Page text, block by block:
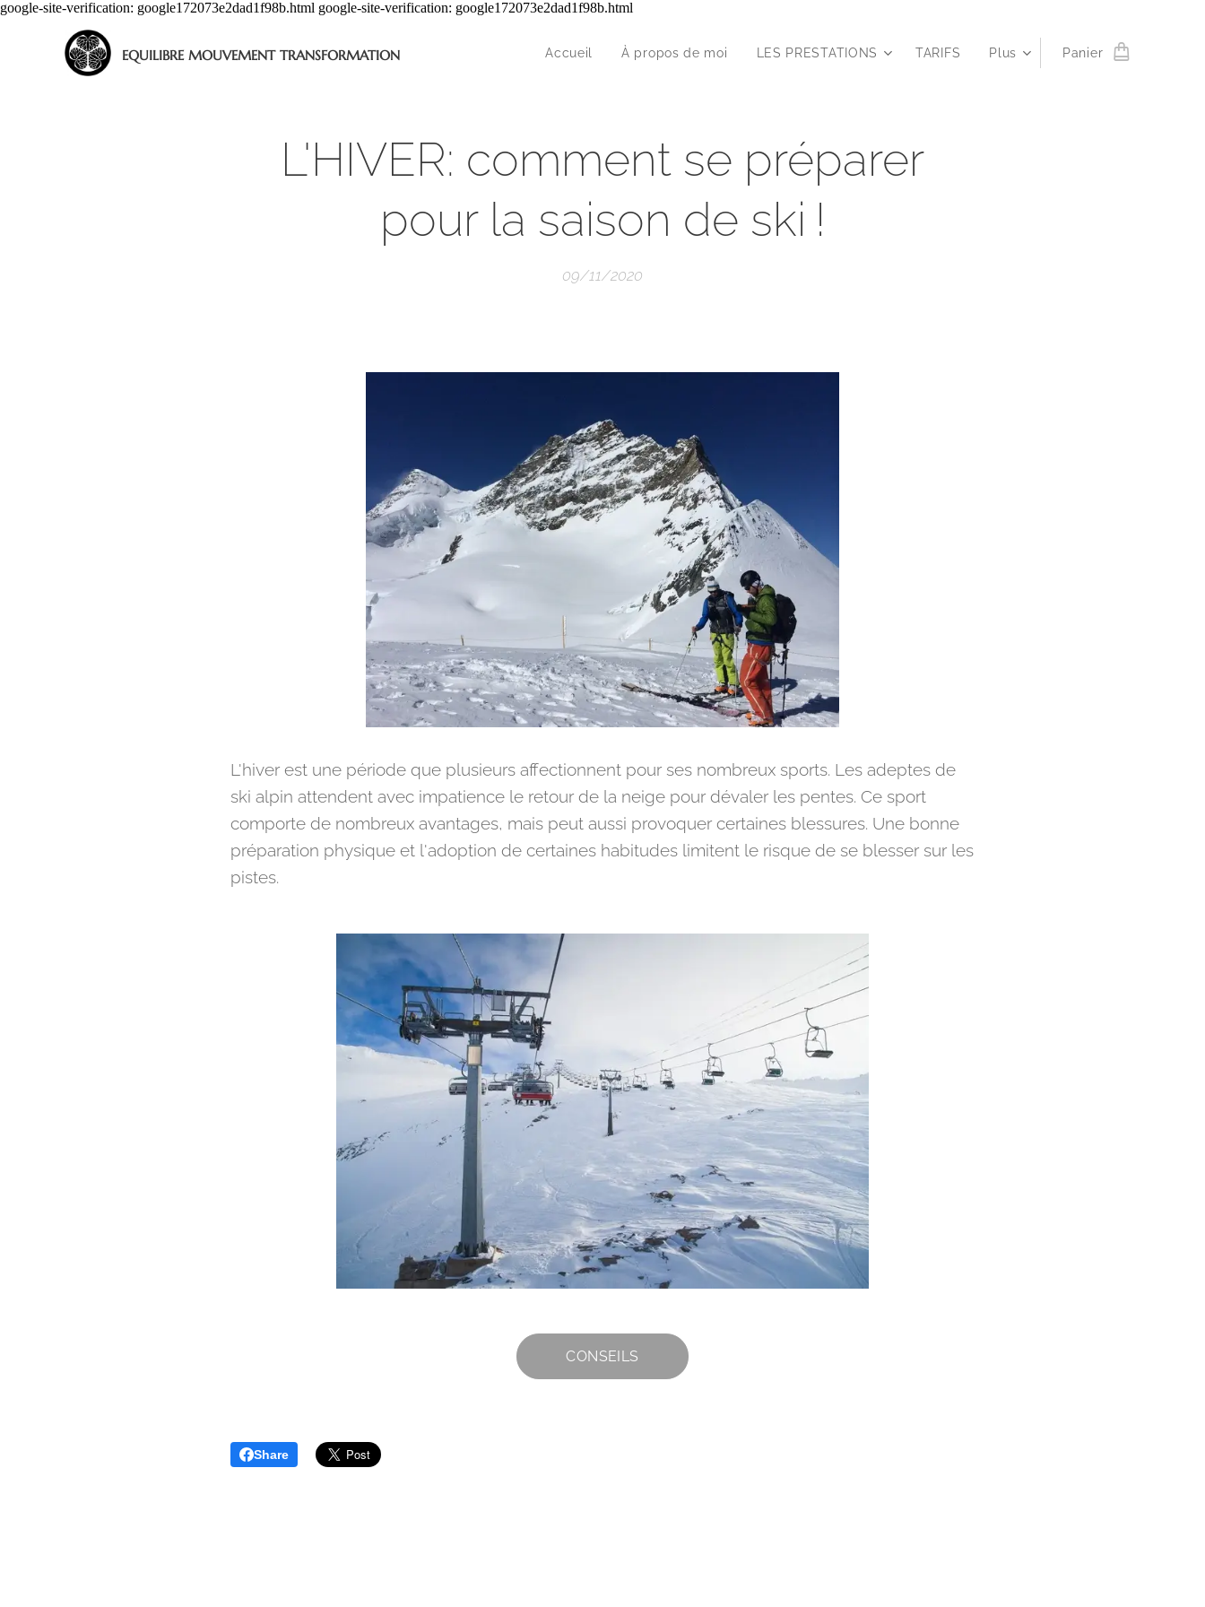
google-site-verification: google172073e2dad1f98b.html google-site-verification: google172073e2dad1f98b.html
EQUILIBRE MOUVEMENT TRANSFORMATION Accueil À propos de moi LES PRESTATIONS TARIFS Plus Panier
L'HIVER: comment se préparer
pour la saison de ski !
09/11/2020
L'hiver est une période que plusieurs affectionnent pour ses nombreux sports. Les adeptes de
ski alpin attendent avec impatience le retour de la neige pour dévaler les pentes. Ce sport
comporte de nombreux avantages, mais peut aussi provoquer certaines blessures. Une bonne
préparation physique et l'adoption de certaines habitudes limitent le risque de se blesser sur les
pistes.
CONSEILS
Share